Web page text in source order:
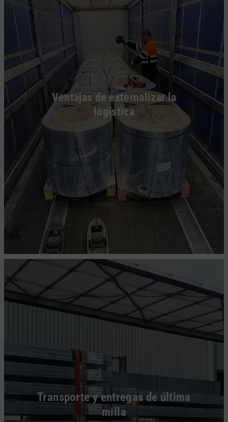
Ventajas de externalizar la
logística
Transporte y entregas de última
milla